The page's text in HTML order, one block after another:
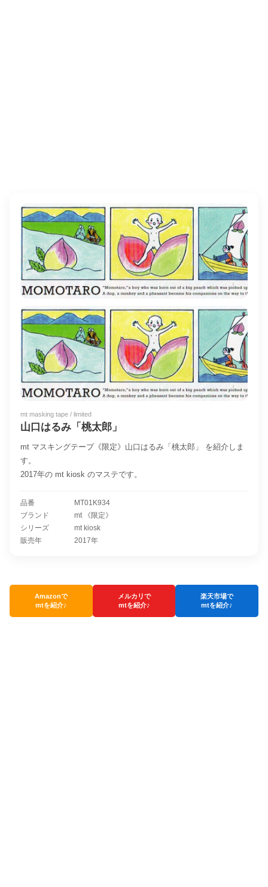
mt masking tape / limited
山口はるみ「桃太郎」
mt マスキングテープ《限定》山口はるみ「桃太郎」 を紹介しま
す。
2017年の mt kiosk のマステです。
品番
MT01K934
ブランド
mt 《限定》
シリーズ
mt kiosk
販売年
2017年
Amazonで
mtを紹介♪
メルカリで
mtを紹介♪
楽天市場で
mtを紹介♪